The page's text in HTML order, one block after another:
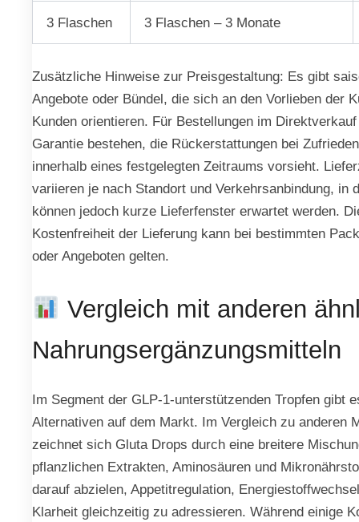
3 Flaschen 3 Flaschen – 3 Monate
Zusätzliche Hinweise zur Preisgestaltung: Es gibt
Angebote oder Bündel, die sich an den Vorlieben der
Kunden orientieren. Für Bestellungen im
Garantie bestehen, die Rückerstattungen bei
innerhalb eines festgelegten Zeitraums vorsieht.
variieren je nach Standort und Verkehrsanbindung, in
können jedoch kurze Lieferfenster erwartet werden.
Kostenfreiheit der Lieferung kann bei bestimmten
oder Angeboten gelten.
Vergleich mit anderen
Nahrungsergänzungsmitteln
Im Segment der GLP-1-unterstützenden Tropfen gibt
Alternativen auf dem Markt. Im Vergleich zu anderen
zeichnet sich Gluta Drops durch eine breitere
pflanzlichen Extrakten, Aminosäuren und
darauf abzielen, Appetitregulation,
Klarheit gleichzeitig zu adressieren. Während einige